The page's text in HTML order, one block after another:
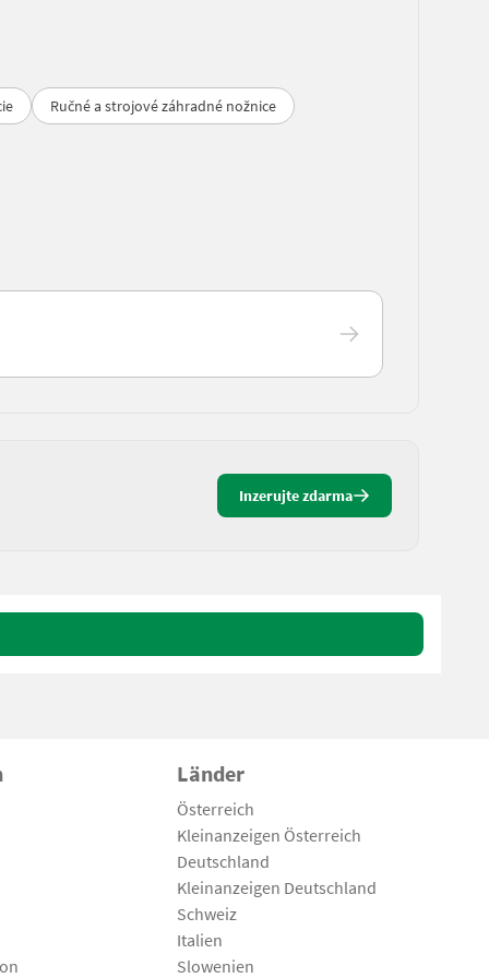
Ručné a strojové záhradné nožnice
Inzerujte zdarma
Länder
Österreich
Kleinanzeigen Österreich
Deutschland
Kleinanzeigen Deutschland
Schweiz
Italien
Slowenien